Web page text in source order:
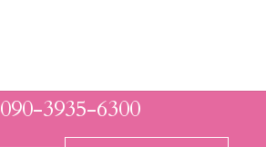
090-3935-6300